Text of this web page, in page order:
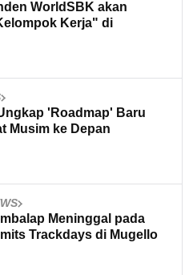
WorldSBK akan
Kerja" di
'Roadmap' Baru
Musim ke Depan
Meninggal pada
Trackdays di Mugello